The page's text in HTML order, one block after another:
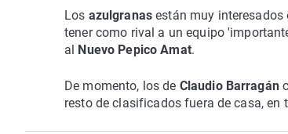
Los azulgranasestán muy
tener como rival a un equipo
al
Nuevo Pepico Amat.
De momento, los de Claudio Barragán
resto de clasificados fuera de casa, en